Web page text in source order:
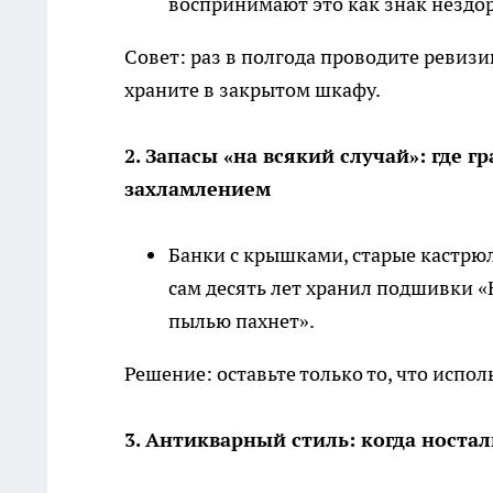
Совет: раз в полгода проводите
храните в закрытом шкафу.
2. Запасы «на всякий случай»: где
захламлением
Банки с крышками, старые
сам десять лет хранил подшивки
пылью пахнет».
Решение: оставьте только то, что
3. Антикварный стиль: когда